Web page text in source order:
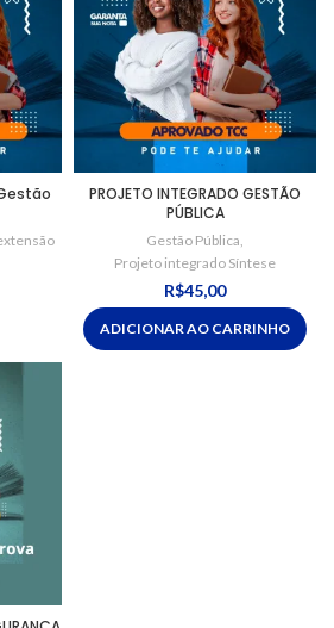
PROJETO INTEGRADO GESTÃO
PÚBLICA
Gestão Pública,
Projeto integrado Síntese
R$45,00
ADICIONAR AO CARRINHO